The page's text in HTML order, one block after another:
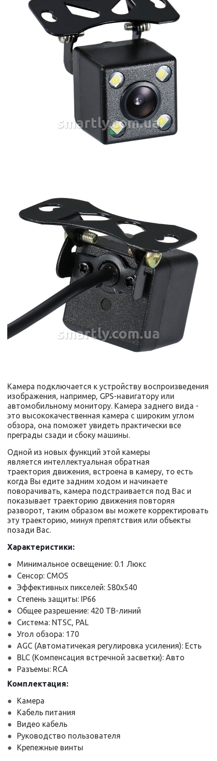
smartly.com.ua
smartly.com.ua
Камера подключается к устройству воспроизведения
изображения, например, GPS-навигатору или
автомобильному монитору. Камера заднего вида -
это высококачественная камера с широким углом
обзора, она поможет увидеть практически все
преграды сзади и сбоку машины.
Одной из новых функций этой камеры
является интеллектуальная обратная
траектория движения, встроена в камеру, то есть
когда Вы едите задним ходом и начинаете
поворачивать, камера подстраивается под Вас и
показывает траекторию движения повторяя
разворот, таким образом вы можете корректировать
эту траекторию, минуя препятствия или объекты
позади Вас.
Характеристики:
Минимальное освещение: 0.1 Люкс
Сенсор: CMOS
Эффективных пикселей: 580x540
Степень защиты: IP66
Общее разрешение: 420 ТВ-линий
Система: NTSC, PAL
Угол обзора: 170
AGC (Автоматичекая регулировка усиления): Есть
BLC (Компенсация встречной засветки): Авто
Разъемы: RCA
Комплектация:
Камера
Кабель питания
Видео кабель
Руководство пользователя
Крепежные винты